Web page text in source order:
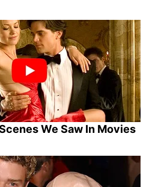
We Saw In Movies